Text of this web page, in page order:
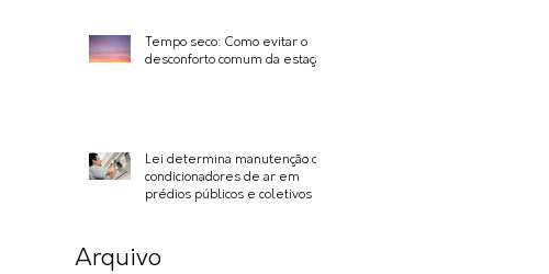
Tempo seco: Como evitar o
desconforto comum da estação
Lei determina manutenção de
condicionadores de ar em
prédios públicos e coletivos
Arquivo